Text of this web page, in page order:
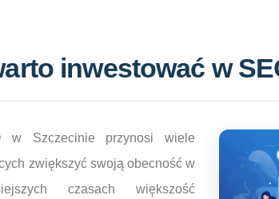
inwestować w
w Szczecinie przynosi wiele
zwiększyć swoją obecność w
czasach większość